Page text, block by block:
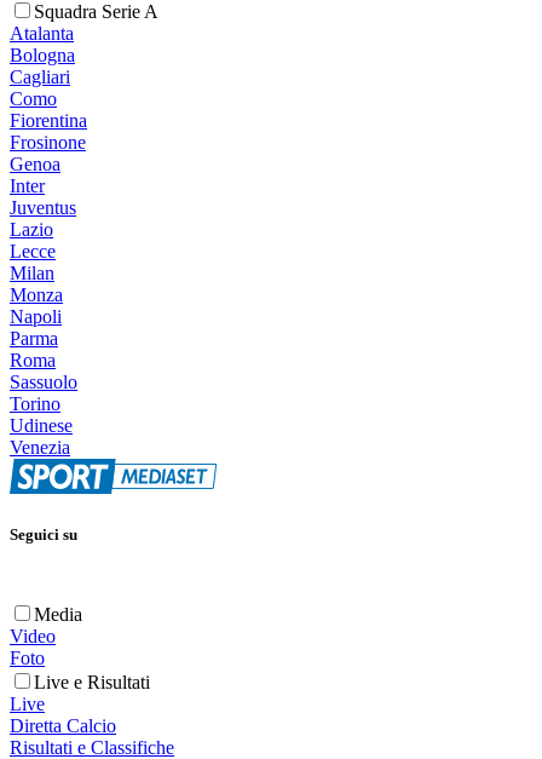
Squadra Serie A
Atalanta
Bologna
Cagliari
Como
Fiorentina
Frosinone
Genoa
Inter
Juventus
Lazio
Lecce
Milan
Monza
Napoli
Parma
Roma
Sassuolo
Torino
Udinese
Venezia
Seguici su
Media
Video
Foto
Live e Risultati
Live
Diretta Calcio
Risultati e Classifiche